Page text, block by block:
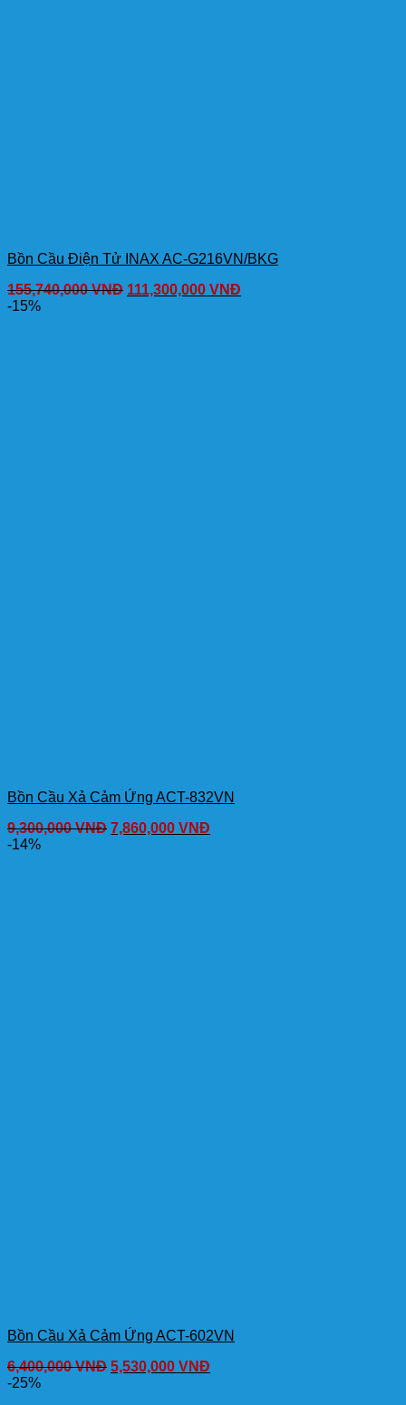
Bồn Cầu Điện Tử INAX AC-G216VN/BKG
155,740,000VNĐ 111,300,000 VNĐ
-15%
Bồn Cầu Xả Cảm Ứng ACT-832VN
9,300,000VNĐ 7,860,000 VNĐ
-14%
Bồn Cầu Xả Cảm Ứng ACT-602VN
6,400,000VNĐ 5,530,000 VNĐ
-25%